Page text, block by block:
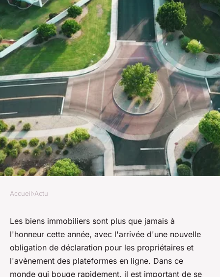
Biens immobiliers
incontournables : obligation
de déclaration et plateformes
Accueil›Actu
Les biens immobiliers sont plus que jamais à
l'honneur cette année, avec l'arrivée d'une nouvelle
obligation de déclaration pour les propriétaires et
l'avènement des plateformes en ligne. Dans ce
monde qui bouge rapidement, il est important de se